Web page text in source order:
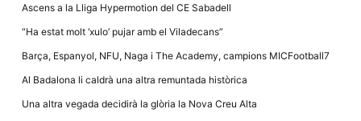
Ascens a la Lliga Hypermotion del CE Sabadell
“Ha estat molt ‘xulo’ pujar amb el Viladecans”
Barça, Espanyol, NFU, Naga i The Academy, campions MICFootball7
Al Badalona li caldrà una altra remuntada històrica
Una altra vegada decidirà la glòria la Nova Creu Alta